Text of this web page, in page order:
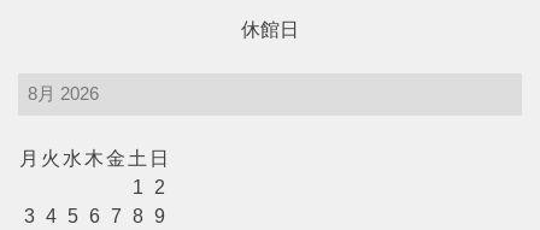
休館日
月 火 水 木金 土 日
1
2
3 4 5 6 7 8 9